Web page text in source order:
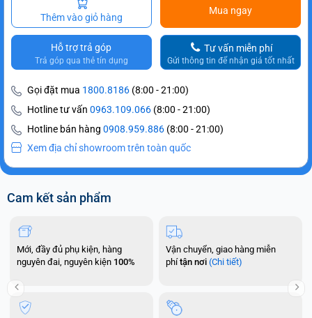
Thêm vào giỏ hàng
Mua ngay
Hỗ trợ trả góp
Trả góp qua thẻ tín dụng
Tư vấn miễn phí
Gửi thông tin để nhận giá tốt nhất
Gọi đặt mua 1800.8186 (8:00 - 21:00)
Hotline tư vấn 0963.109.066 (8:00 - 21:00)
Hotline bán hàng 0908.959.886 (8:00 - 21:00)
Xem địa chỉ showroom trên toàn quốc
Cam kết sản phẩm
Mới, đầy đủ phụ kiện, hàng
nguyên đai, nguyên kiện 100%
Vận chuyển, giao hàng miễn
phítận nơi (Chi tiết)